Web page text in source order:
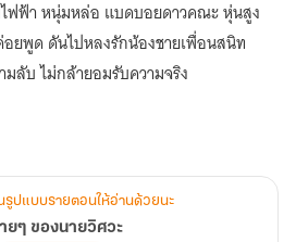
ฟฟ้า หนุ่มหล่อ แบดบอยดาวคณะ หุ่นสูง
ยพูด ดันไปหลงรักน้องชายเพื่อนสนิท
ลับ ไม่กล้ายอมรับความจริง
อนโยน ชอบช่วยเหลือคนอื่น
จึงแอบซ่อนความรักที่มี...
รูปแบบรายตอนให้อ่านด้วยนะ
ยๆ ของนายวิศวะ